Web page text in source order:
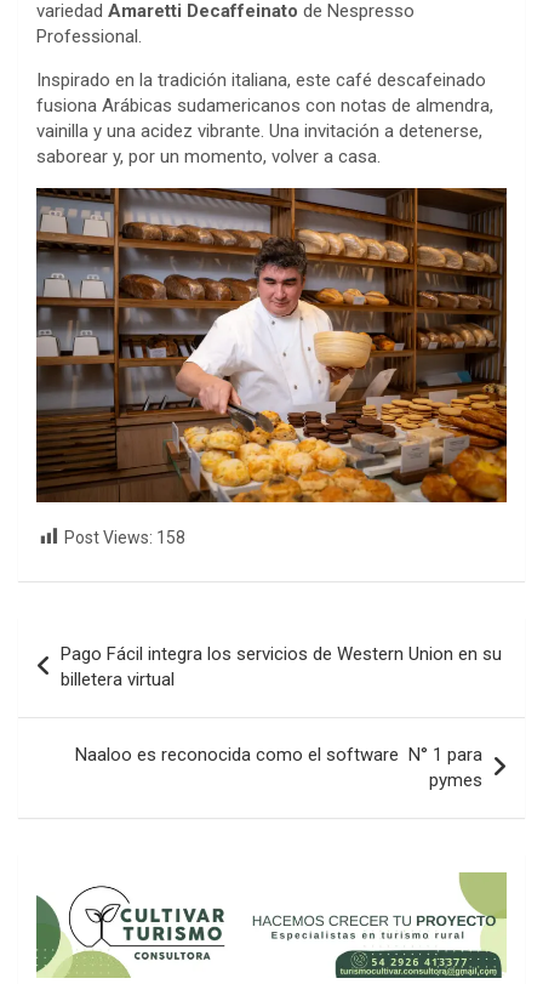
variedad Amaretti Decaffeinato de Nespresso
Professional.
Inspirado en la tradición italiana, este café descafeinado
fusiona Arábicas sudamericanos con notas de almendra,
vainilla y una acidez vibrante. Una invitación a detenerse,
saborear y, por un momento, volver a casa.
Post Views: 158
de
entradas
Pago Fácil integra los servicios de Western Union en su
billetera virtual
Naaloo es reconocida como el software N° 1 para
pymes